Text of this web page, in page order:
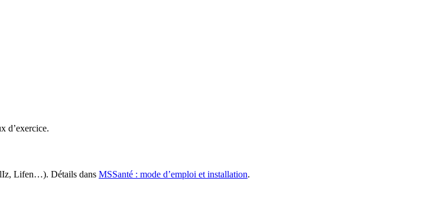
d’exercice.
Lifen…). Détails dans MSSanté : mode d’emploi et installation.